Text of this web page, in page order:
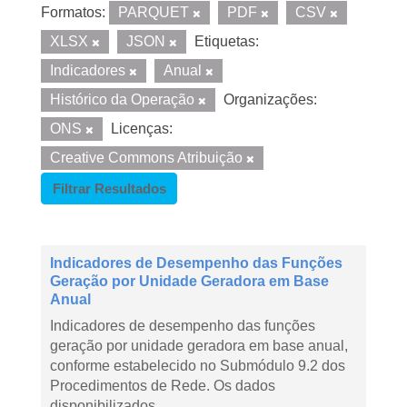
Formatos: PARQUET PDF
CSV
XLSX
JSON
Etiquetas:
Indicadores
Anual
Histórico da Operação
Organizações:
ONS
Licenças:
Creative Commons Atribuição
Filtrar Resultados
Indicadores de Desempenho das Funções
Geração por Unidade Geradora em Base
Anual
Indicadores de desempenho das funções
geração por unidade geradora em base anual,
conforme estabelecido no Submódulo 9.2 dos
Procedimentos de Rede. Os dados